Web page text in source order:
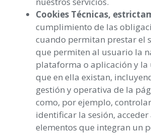
Cookies Técnicas,
cumplimiento de las
cuando permitan prestar el
que permiten al usuario la
plataforma o aplicación y la
que en ella existan,
gestión y operativa de la
como, por ejemplo,
identificar la sesión,
elementos que integran un